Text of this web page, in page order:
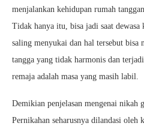
menjalankan kehidupan rumah
Tidak hanya itu, bisa jadi saat dewasa
saling menyukai dan hal tersebut bisa
tangga yang tidak harmonis dan
remaja adalah masa yang masih labil.
Demikian penjelasan mengenai nikah
Pernikahan seharusnya dilandasi oleh